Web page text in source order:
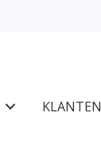
KLANTEN